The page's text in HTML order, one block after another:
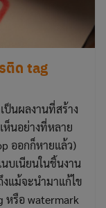
ติด tag
ป็นผลงานที่สร้าง
ห็นอย่างที่หลาย
ออกก็หายแล้ว)
บเนียนในชิ้นงาน
งแม้จะนำมาแก้ไข
หรือ watermark